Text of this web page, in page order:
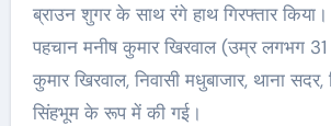
ब्राउन शुगर के साथ रंगे हाथ गिरफ्तार किया।
पहचान मनीष कुमार खिरवाल (उम्र लगभग 31
कुमार खिरवाल, निवासी मधुबाजार, थाना सदर,
सिंहभूम के रूप में की गई।